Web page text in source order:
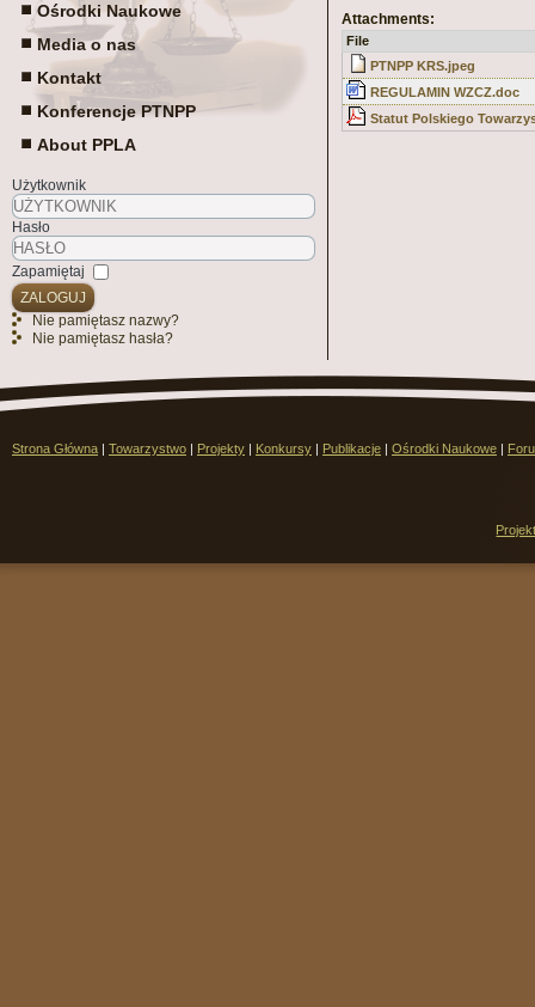
Ośrodki Naukowe
Media o nas
Kontakt
Konferencje PTNPP
About PPLA
Użytkownik
Hasło
Zapamiętaj
ZALOGUJ
Nie pamiętasz nazwy?
Nie pamiętasz hasła?
Attachments:
File
PTNPP KRS.jpeg
REGULAMIN WZCZ.doc
Statut Polskiego
Strona Główna | Towarzystwo | Projekty | Konkursy | Publikacje | Ośrodki Naukowe |